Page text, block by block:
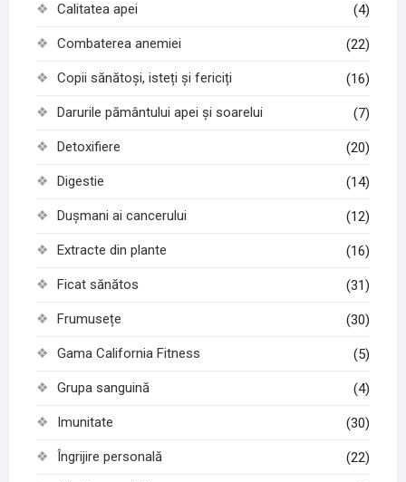
Calitatea apei (4)
Combaterea anemiei (22)
Copii sănătoși, isteți și fericiți (16)
Darurile pământului apei și soarelui (7)
Detoxifiere (20)
Digestie (14)
Dușmani ai cancerului (12)
Extracte din plante (16)
Ficat sănătos (31)
Frumusețe (30)
Gama California Fitness (5)
Grupa sanguină (4)
Imunitate (30)
Îngrijire personală (22)